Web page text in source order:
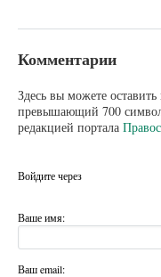
Комментарии
Здесь вы можете
превышающий 700
редакцией портала
Войдите через
Ваше имя:
Ваш email: